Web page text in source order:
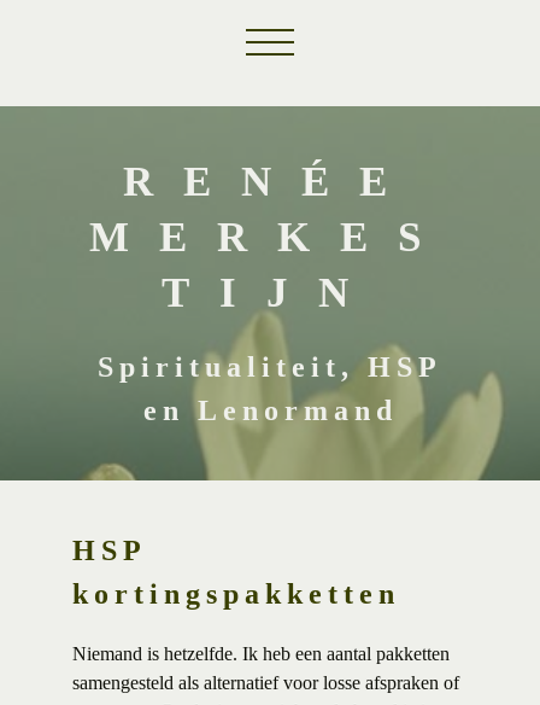
RENÉE
MERKES
TIJN
Spiritualiteit, HSP
en Lenormand
HSP
kortingspakketten
Niemand is hetzelfde. Ik heb een aantal pakketten
samengesteld als alternatief voor losse afspraken of